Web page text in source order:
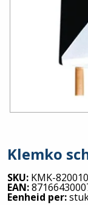
Klemko
SKU: KMK-820010
EAN:
Eenheid per: